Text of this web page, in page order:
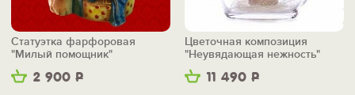
2 900 Р
Статуэтка фарфоровая
"Милый помощник"
11 490 Р
Цветочная композиция
"Неувядающая нежность"